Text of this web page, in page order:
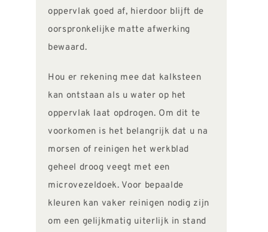
oppervlak goed af, hierdoor blijft de
oorspronkelijke matte afwerking
bewaard.
Hou er rekening mee dat kalksteen
kan ontstaan als u water op het
oppervlak laat opdrogen. Om dit te
voorkomen is het belangrijk dat u na
morsen of reinigen het werkblad
geheel droog veegt met een
microvezeldoek. Voor bepaalde
kleuren kan vaker reinigen nodig zijn
om een gelijkmatig uiterlijk in stand